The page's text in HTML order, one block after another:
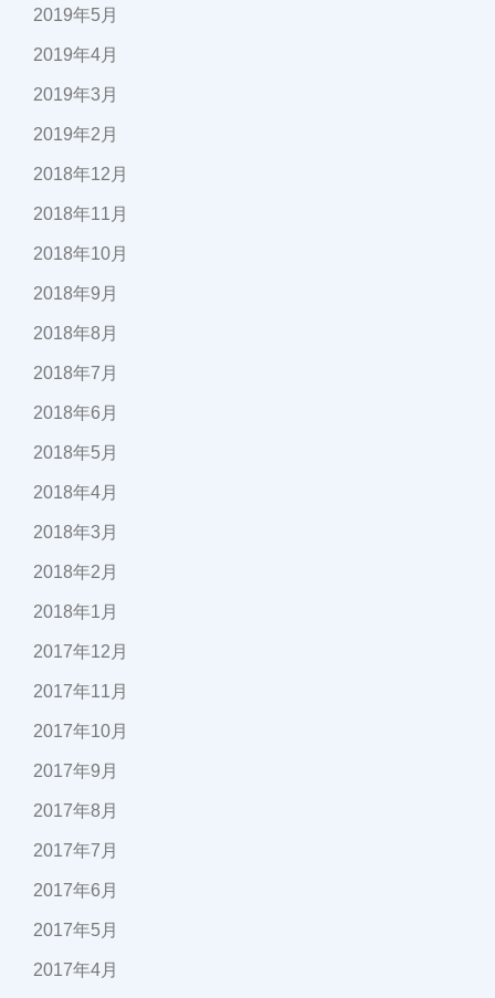
2019年5月
2019年4月
2019年3月
2019年2月
2018年12月
2018年11月
2018年10月
2018年9月
2018年8月
2018年7月
2018年6月
2018年5月
2018年4月
2018年3月
2018年2月
2018年1月
2017年12月
2017年11月
2017年10月
2017年9月
2017年8月
2017年7月
2017年6月
2017年5月
2017年4月